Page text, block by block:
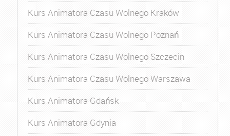
Kurs Animatora Czasu Wolnego Kraków
Kurs Animatora Czasu Wolnego Poznań
Kurs Animatora Czasu Wolnego Szczecin
Kurs Animatora Czasu Wolnego Warszawa
Kurs Animatora Gdańsk
Kurs Animatora Gdynia